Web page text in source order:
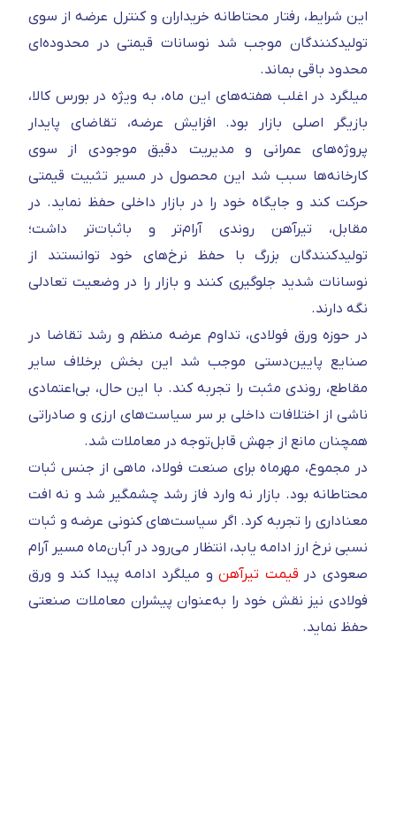
این شرایط، رفتار محتاطانه خریداران و کنترل عرضه از سوی
تولیدکنندگان موجب شد نوسانات قیمتی در محدوده‌ای
محدود باقی بماند.
میلگرد در اغلب هفته‌های این ماه، به‌ ویژه در بورس کالا،
بازیگر اصلی بازار بود. افزایش عرضه، تقاضای پایدار
پروژه‌های عمرانی و مدیریت دقیق موجودی از سوی
کارخانه‌ها سبب شد این محصول در مسیر تثبیت قیمتی
حرکت کند و جایگاه خود را در بازار داخلی حفظ نماید. در
مقابل، تیرآهن روندی آرام‌تر و باثبات‌تر داشت؛
تولیدکنندگان بزرگ با حفظ نرخ‌های خود توانستند از
نوسانات شدید جلوگیری کنند و بازار را در وضعیت تعادلی
نگه دارند.
در حوزه ورق فولادی، تداوم عرضه منظم و رشد تقاضا در
صنایع پایین‌دستی موجب شد این بخش برخلاف سایر
مقاطع، روندی مثبت را تجربه کند. با این حال، بی‌اعتمادی
ناشی از اختلافات داخلی بر سر سیاست‌های ارزی و صادراتی
همچنان مانع از جهش قابل‌توجه در معاملات شد.
در مجموع، مهرماه برای صنعت فولاد، ماهی از جنس ثبات
محتاطانه بود. بازار نه وارد فاز رشد چشمگیر شد و نه افت
معناداری را تجربه کرد. اگر سیاست‌های کنونی عرضه و ثبات
نسبی نرخ ارز ادامه یابد، انتظار می‌رود در آبان‌ماه مسیر آرام
صعودی در قیمت تیرآهنو میلگرد ادامه پیدا کند و ورق
فولادی نیز نقش خود را به‌عنوان پیشران معاملات صنعتی
حفظ نماید.